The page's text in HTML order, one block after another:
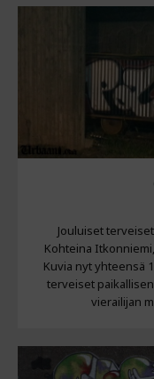
Jouluiset
Kohteina
Kuvia nyt yhteensä
terveiset
vierailijan